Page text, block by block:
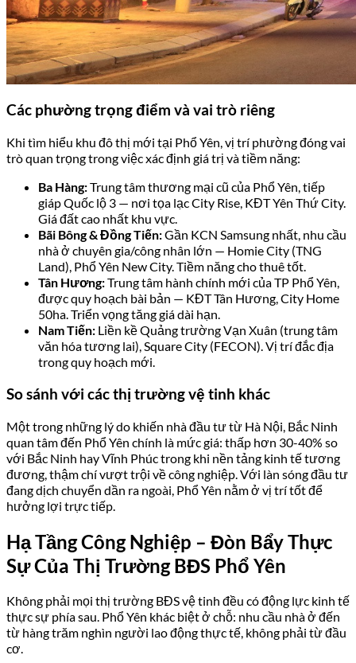
Các phường trọng điểm và vai trò riêng
Khi tìm hiểu khu đô thị mới tại Phổ Yên, vị trí phường đóng vai
trò quan trọng trong việc xác định giá trị và tiềm năng:
Ba Hàng:Trung tâm thương mại cũ của Phổ Yên, tiếp
giáp Quốc lộ 3 — nơi tọa lạc City Rise, KĐT Yên Thứ City.
Giá đất cao nhất khu vực.
Bãi Bông & Đồng Tiến:Gần KCN Samsung nhất, nhu cầu
nhà ở chuyên gia/công nhân lớn — Homie City (TNG
Land), Phổ Yên New City. Tiềm năng cho thuê tốt.
Tân Hương:Trung tâm hành chính mới của TP Phổ Yên,
được quy hoạch bài bản — KĐT Tân Hương, City Home
50ha. Triển vọng tăng giá dài hạn.
Nam Tiến: Liền kề Quảng trường Vạn Xuân (trung tâm
văn hóa tương lai), Square City (FECON). Vị trí đắc địa
trong quy hoạch mới.
So sánh với các thị trường vệ tinh khác
Một trong những lý do khiến nhà đầu tư từ Hà Nội, Bắc Ninh
quan tâm đến Phổ Yên chính là mức giá: thấp hơn 30-40% so
với Bắc Ninh hay Vĩnh Phúc trong khi nền tảng kinh tế tương
đương, thậm chí vượt trội về công nghiệp. Với làn sóng đầu tư
đang dịch chuyển dần ra ngoài, Phổ Yên nằm ở vị trí tốt để
hưởng lợi trực tiếp.
Hạ Tầng Công Nghiệp – Đòn Bẩy Thực
Sự Của Thị Trường BĐS Phổ Yên
Không phải mọi thị trường BĐS vệ tinh đều có động lực kinh tế
thực sự phía sau. Phổ Yên khác biệt ở chỗ: nhu cầu nhà ở đến
từ hàng trăm nghìn người lao động thực tế, không phải từ đầu
cơ.